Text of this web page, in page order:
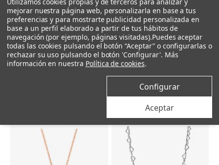
+ Añadir al carrito
Pandora
Colgante O Pandora Pequeño
+ Añadir al carrito
Pandora
–18%
mejorar nuestra página web, personalizarla en base a tus
preferencias y para mostrarte publicidad personalizada en
base a un perfil elaborado a partir de tus hábitos de
navegación (por ejemplo, páginas visitadas).Puedes aceptar
todas las cookies pulsando el botón “Aceptar” o configurarlas o
rechazar su uso pulsando el botón 'Configurar'. Más
información en nuestra Política de cookies.
Configurar
Aceptar